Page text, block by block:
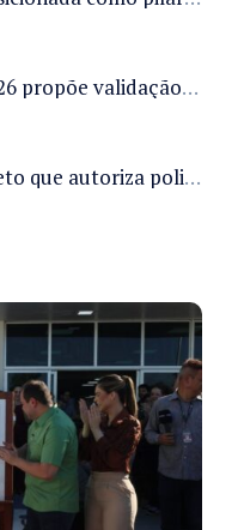
Projeto de Lei 1238/26 propõe validação automática do Cadastro Ambiental Rural para imóveis de até quatro módulos fiscais
Câmara analisa projeto que autoriza policiais civis embarcarem armados em aeronaves civis mediante regras